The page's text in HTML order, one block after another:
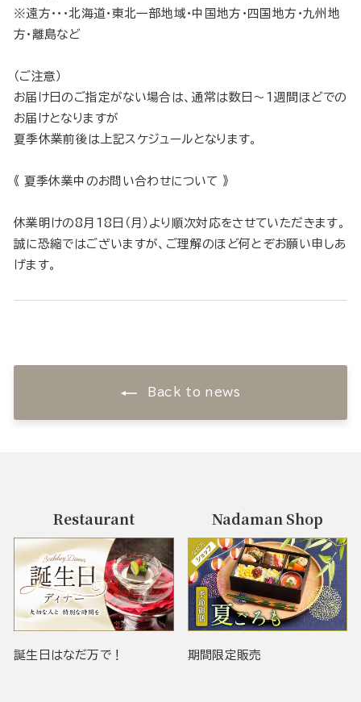
※遠方・・・北海道・東北一部地域・中国地方・四国地方・九州地
方・離島など
（ご注意）
お届け日のご指定がない場合は、通常は数日～1週間ほどでの
お届けとなりますが
夏季休業前後は上記スケジュールとなります。
《 夏季休業中のお問い合わせについて 》
休業明けの8月18日（月）より順次対応をさせていただきます。
誠に恐縮ではございますが、ご理解のほど何とぞお願い申しあ
げます。
Back to news
Restaurant
誕生日はなだ万で！
Nadaman Shop
期間限定販売